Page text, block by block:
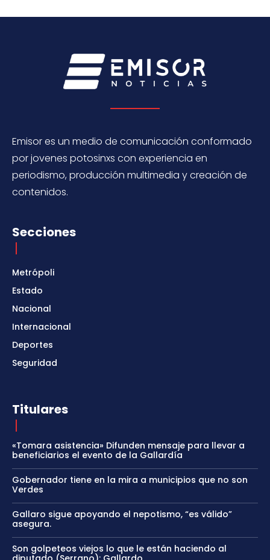
Emisor es un medio de comunicación conformado
por jovenes potosinxs con experiencia en
periodismo, producción multimedia y creación de
contenidos.
Secciones
Metrópoli
Estado
Nacional
Internacional
Deportes
Seguridad
Titulares
«Tomara asistencia» Difunden mensaje para llevar a
beneficiarios el evento de la Gallardía
Gobernador tiene en la mira a municipios que no son
Verdes
Gallaro sigue apoyando el nepotismo, “es válido”
asegura.
Son golpeteos viejos lo que le están haciendo al